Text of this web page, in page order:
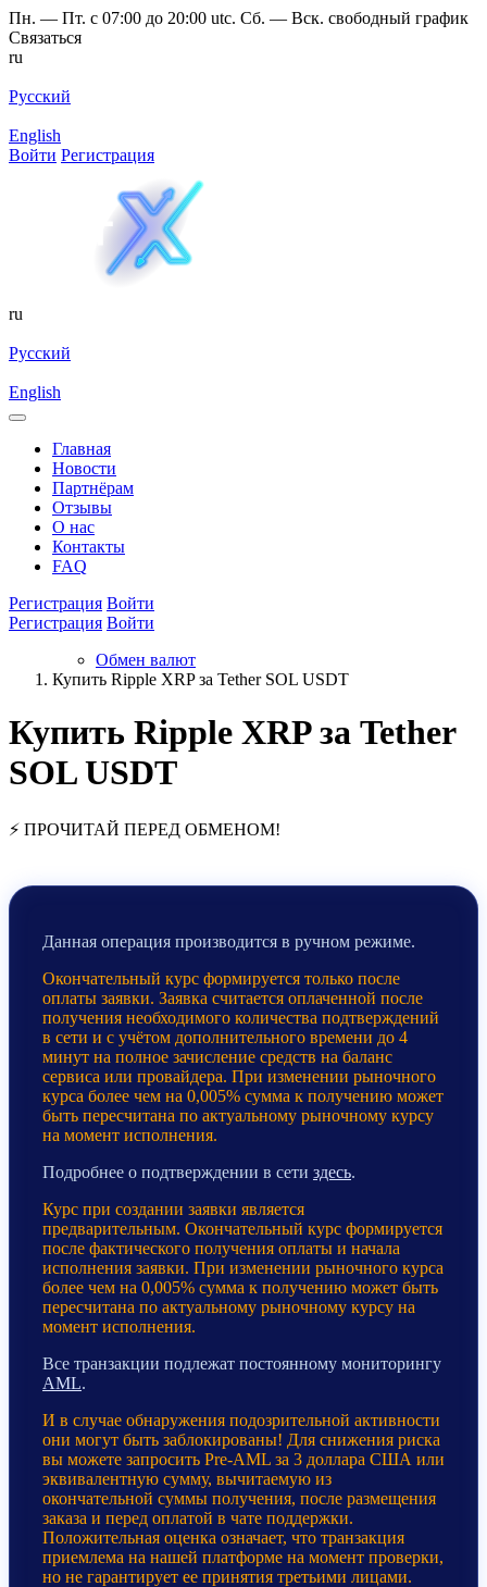
Пн. — Пт. с 07:00 до 20:00 utc. Сб. — Вск. свободный график
Связаться
ru
Русский
English
Войти Регистрация
ru
Русский
English
Главная
Новости
Партнёрам
Отзывы
О нас
Контакты
FAQ
Регистрация Войти
Регистрация Войти
Обмен валют
Купить Ripple XRP за Tether SOL USDT
Купить Ripple XRP за Tether
SOL USDT
⚡ ПРОЧИТАЙ ПЕРЕД ОБМЕНОМ!
Данная операция производится в ручном режиме.
Окончательный курс формируется только после
оплаты заявки. Заявка считается оплаченной после
получения необходимого количества подтверждений
в сети и с учётом дополнительного времени до 4
минут на полное зачисление средств на баланс
сервиса или провайдера. При изменении рыночного
курса более чем на 0,005% сумма к получению может
быть пересчитана по актуальному рыночному курсу
на момент исполнения.
Подробнее о подтверждении в сети здесь.
Курс при создании заявки является
предварительным. Окончательный курс формируется
после фактического получения оплаты и начала
исполнения заявки. При изменении рыночного курса
более чем на 0,005% сумма к получению может быть
пересчитана по актуальному рыночному курсу на
момент исполнения.
Все транзакции подлежат постоянному мониторингу
AML.
И в случае обнаружения подозрительной активности
они могут быть заблокированы! Для снижения риска
вы можете запросить Pre-AML за 3 доллара США или
эквивалентную сумму, вычитаемую из
окончательной суммы получения, после размещения
заказа и перед оплатой в чате поддержки.
Положительная оценка означает, что транзакция
приемлема на нашей платформе на момент проверки,
но не гарантирует ее принятия третьими лицами.